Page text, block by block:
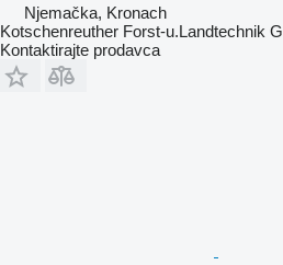
Njemačka, Kronach
Kotschenreuther Forst-u.Landtechnik
Kontaktirajte prodavca